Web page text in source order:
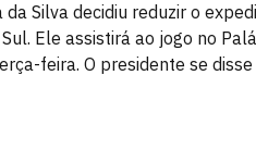
Silva decidiu reduzir o
Ele assistirá ao jogo no
feira. O presidente se